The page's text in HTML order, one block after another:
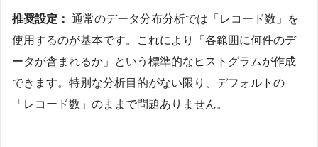
推奨設定： 通常のデータ分布分析では「レコード数」を
使用するのが基本です。これにより「各範囲に何件のデ
ータが含まれるか」という標準的なヒストグラムが作成
できます。特別な分析目的がない限り、デフォルトの
「レコード数」のままで問題ありません。